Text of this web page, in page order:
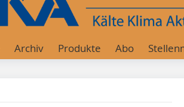
Archiv Produkte Abo